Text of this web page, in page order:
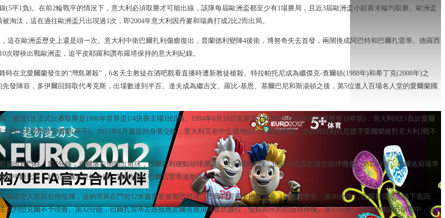
平1負)。在前2輪戰平的情況下，意大利必須取勝才可能出線，該隊每屆歐洲盃都至少有1場勝局，且近3屆歐洲盃小組賽末輪均取勝。歐洲盃
淘汰，這在過往歐洲盃只出現過1次，即2004年意大利因丹麥和瑞典打成2比2而出局。
這在歐洲盃歷史上還是頭一次。意大利中衛巴爾扎利傷癒復出，普蘭德利變陣4後衛，博努奇失去首發，兩閘換成阿巴特和巴爾扎雷蒂。德羅西
聯袂出戰歐洲盃，追平皮耶羅和讚布羅塔保持的意大利紀錄。
在北愛爾蘭發生的“灣島屠殺”，6名天主教徒在酒吧觀看直播時遭新教徒槍殺。特拉帕托尼成為繼傑克-查爾頓(1988年)和希丁克(2008年)之
發陣容，多伊爾回歸取代考克斯，出場數達到半百。達夫成為繼吉文、羅比-基恩、基爾巴尼和斯湯頓之後，第5位進入百場名人堂的愛爾蘭國
最近1次正式比賽取勝是1990年世界盃1/4決賽主場1比0勝。1994年6月18日世界盃小組賽(恰好是本場比賽整整18年前)，意大利0比1負於愛爾
利也未能擊敗愛爾蘭(兩平)。2011年6月最近熱身賽交鋒，意大利又在中立場地0比2不敵愛爾蘭，使得特拉帕托尼接手愛爾蘭後對意大利3戰不
偏出近門柱。第7分鐘，皮爾洛右側開出角球，巴爾扎利後點頭球擺渡，後衛解圍失誤，但莫塔也沒把握住頭球機會。第15分鐘，皮爾洛前場準
中斷比賽，好在皮爾洛並無大礙。第8分鐘，巴爾扎雷蒂遠射高出。
諾突入禁區右側低傳，迪納塔萊在門前12米處推射被鄧恩封堵。巴爾扎雷蒂手抱麥吉迪，被黃牌警告。第30分鐘， 巴爾扎雷蒂左路下底回
判恰克爾不予理會。第32分鐘，巴爾扎雷蒂左路接應皮爾洛過頂球被吹越位，慢鏡顯示判罰值得商榷。第33分鐘，阿巴特禁區右側傳中，迪